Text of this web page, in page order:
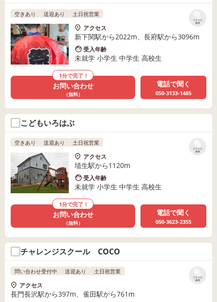
リストに
保存
空きあり 送迎あり 土日祝営業
アクセス
新下関駅から2022m、長府駅から3096m
受入年齢
未就学 小学生 中学生 高校生
1分で完了！
お問い合わせ
（無料）
電話で聞く
050-3133-1485
こどもいろはぶ
リストに
保存
空きあり 送迎あり 土日祝営業
アクセス
埴生駅から1120m
受入年齢
未就学 小学生 中学生 高校生
1分で完了！
お問い合わせ
（無料）
電話で聞く
050-3623-2355
チャレンジスクール COCO
リストに
保存
問い合わせ受付中 送迎あり 土日祝営業
アクセス
長門長沢駅から397m、雀田駅から761m